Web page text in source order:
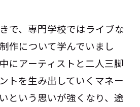
で、専門学校ではライブな
作について学んでいまし
にアーティストと二人三脚
トを生み出していくマネー
という思いが強くなり、途